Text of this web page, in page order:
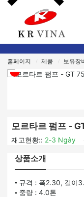
홈페이지 제품 보유장
모르타르 펌프 -
재고현황:: 2-3 Ngày
상품소개
▫ 규격 : 폭2.30, 길이
▫ 중량 : 4.0톤